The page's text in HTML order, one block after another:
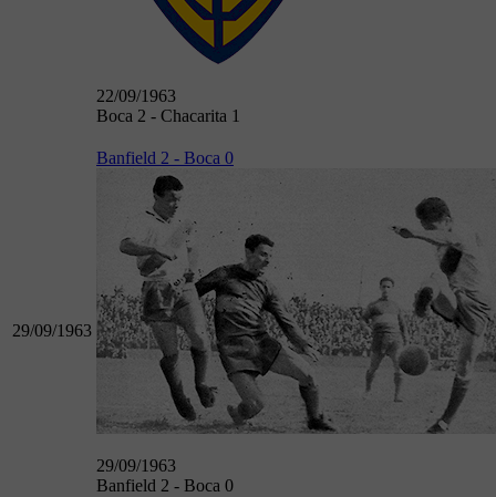
22/09/1963
Boca 2 - Chacarita 1
29/09/1963
Banfield 2 - Boca 0
29/09/1963
Banfield 2 - Boca 0